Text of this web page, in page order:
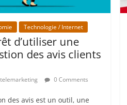
Technologie / Internet
d’utiliser une
des avis clients
0 Comments
des avis est un outil, une